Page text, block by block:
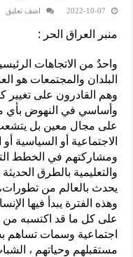
2022-10-07 اضف تعليق
منبر العراق الحر :
واحدٌ من الاتجاهات
البلدان والمجتمعات هو
وهم القادرون على تغيير
وأساسي في النهوض بأي
على مجال معين بل
الاجتماعية أو السياسية أو
ومشاركتهم في الخطط
والتعليمية بالطرق
يحدث بالعالم من
وهذه الفترة يبدأ فيها
على كل ما قد اكتسبه من
اجتماعية وسمات
مستقبلهم وحياتهم ،